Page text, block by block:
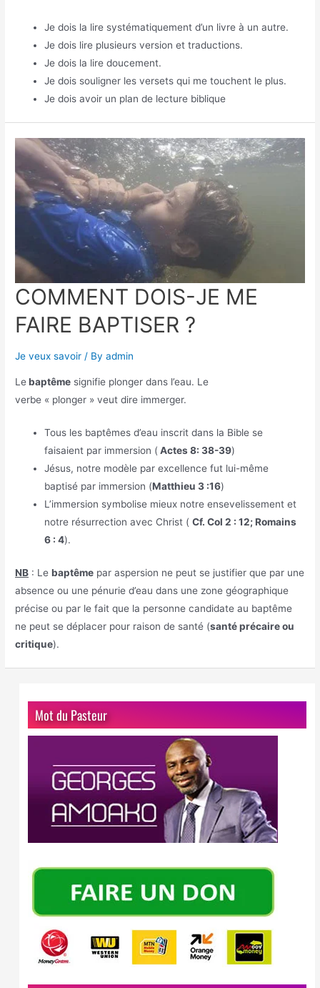
Je dois la lire systématiquement d’un livre à un autre.
Je dois lire plusieurs version et traductions.
Je dois la lire doucement.
Je dois souligner les versets qui me touchent le plus.
Je dois avoir un plan de lecture biblique
COMMENT DOIS-JE ME
FAIRE BAPTISER ?
Je veux savoir / Byadmin
Lebaptême signifie plonger dans l’eau. Le
verbe « plonger » veut dire immerger.
Tous les baptêmes d’eau inscrit dans la Bible se
faisaient par immersion ( Actes 8: 38-39)
Jésus, notre modèle par excellence fut lui-même
baptisé par immersion (Matthieu 3 :16)
L’immersion symbolise mieux notre ensevelissement et
notre résurrection avec Christ (Cf. Col 2 : 12; Romains
6 : 4).
NB : Lebaptême par aspersion ne peut se justifier que par une
absence ou une pénurie d’eau dans une zone géographique
précise ou par le fait que la personne candidate au baptême
ne peut se déplacer pour raison de santé (santé précaire ou
critique).
Mot du Pasteur